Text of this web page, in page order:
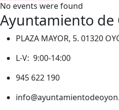
No events were found
Ayuntamiento de
PLAZA MAYOR, 5. 01320
L-V: 9:00-14:00
945 622 190